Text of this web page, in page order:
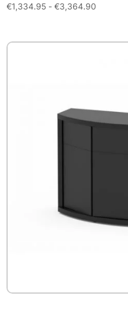
€1,334.95 - €3,364.90